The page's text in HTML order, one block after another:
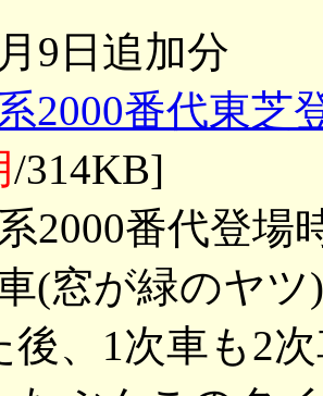
9日追加分
2000番代東芝
/314KB]
2000番代登場
(窓が緑のヤ
後、1次車も2